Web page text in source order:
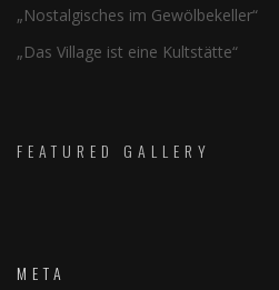
„Nostalgisches im Gewölbekeller“
„Das Village ist eine Kultstätte“
FEATURED GALLERY
META